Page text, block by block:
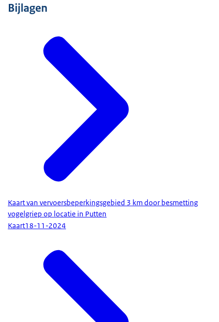
Bijlagen
Kaart van vervoersbeperkingsgebied 3 km door besmetting
vogelgriep op locatie in Putten
Kaart18-11-2024